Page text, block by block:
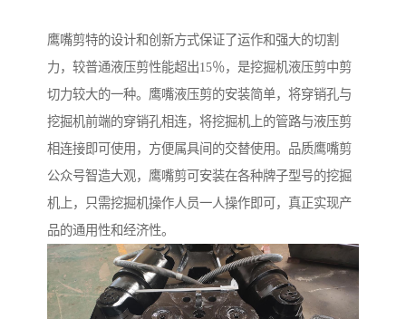
鹰嘴剪特的设计和创新方式保证了运作和强大的切割
力，较普通液压剪性能超出15％，是挖掘机液压剪中剪
切力较大的一种。鹰嘴液压剪的安装简单，将穿销孔与
挖掘机前端的穿销孔相连，将挖掘机上的管路与液压剪
相连接即可使用，方便属具间的交替使用。品质鹰嘴剪
公众号智造大观，鹰嘴剪可安装在各种牌子型号的挖掘
机上，只需挖掘机操作人员一人操作即可，真正实现产
品的通用性和经济性。